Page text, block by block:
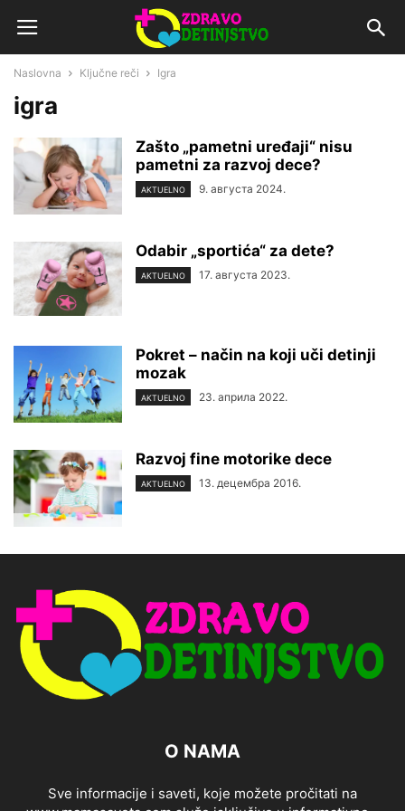
Naslovna Ključne reči Igra
igra
Zašto „pametni uređaji“ nisu
pametni za razvoj dece?
AKTUELNO 9. августа 2024.
Odabir „sportića“ za dete?
AKTUELNO 17. августа 2023.
Pokret – način na koji uči detinji
mozak
AKTUELNO 23. априла 2022.
Razvoj fine motorike dece
AKTUELNO 13. децембра 2016.
O NAMA
Sve informacije i saveti, koje možete pročitati na